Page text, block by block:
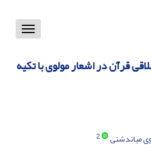
Toggle
قرآن در اشعار مولوی با تکیه
میاندشتی
2